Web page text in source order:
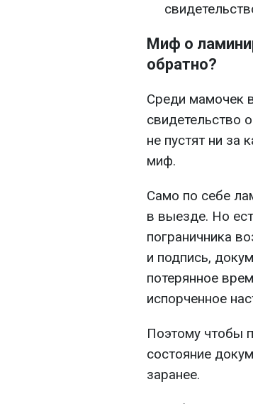
Миф о
обратно?
Среди мамочек
свидетельство
не пустят ни за
миф.
Само по себе
в выезде. Но
пограничника
и подпись,
потерянное
испорченное
Поэтому чтобы
состояние
заранее.